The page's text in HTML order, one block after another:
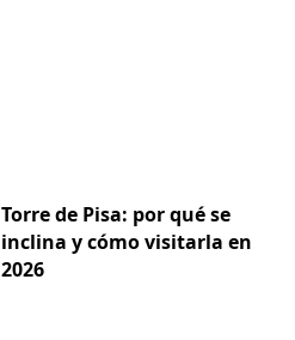
Torre de Pisa: por qué se
inclina y cómo visitarla en
2026